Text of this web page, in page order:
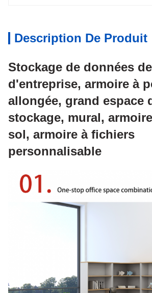
Description De Produit
Stockage de données
d'entreprise, armoire à
allongée, grand espace
stockage, mural,
sol, armoire à fichiers
personnalisable